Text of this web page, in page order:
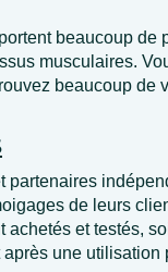
beaucoup de
musculaires.
beaucoup de
partenaires
de leurs
achetés et testés,
une utilisation